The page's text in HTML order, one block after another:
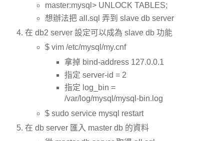
master:mysql> UNLOCK TABLES;
想辦法把 all.sql 弄到 slave db server
在 db2 server 設定可以成為 slave db 功能
$ vim /etc/mysql/my.cnf
拿掉 bind-address 127.0.0.1
指定 server-id = 2
指定 log_bin =
/var/log/mysql/mysql-bin.log
$ sudo service mysql restart
在 db server 匯入 master db 的資料